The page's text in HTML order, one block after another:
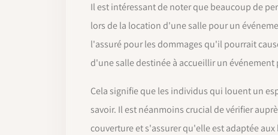
Il est intéressant de noter que beaucoup de
lors de la location d'une salle pour un
l'assuré pour les dommages qu'il pourrait
d'une salle destinée à accueillir un
Cela signifie que les individus qui louent un
savoir. Il est néanmoins crucial de vérifier
couverture et s'assurer qu'elle est adaptée